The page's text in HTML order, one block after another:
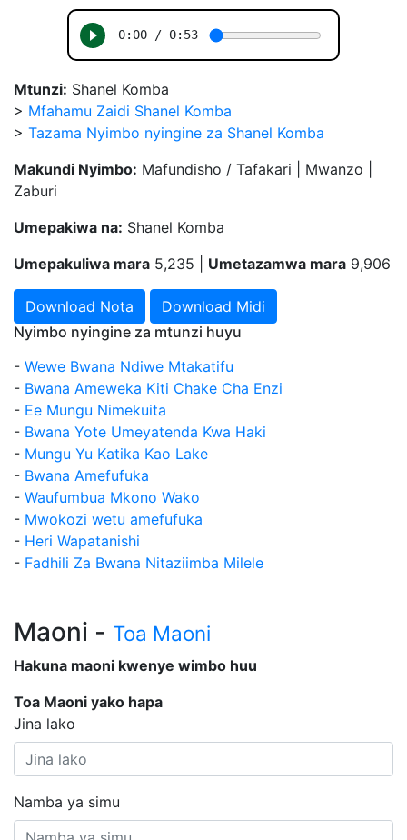
Mtunzi: Shanel Komba
> Mfahamu Zaidi Shanel Komba
> Tazama Nyimbo nyingine za Shanel Komba
Makundi Nyimbo: Mafundisho / Tafakari | Mwanzo |
Zaburi
Umepakiwa na: Shanel Komba
Umepakuliwa mara 5,235 | Umetazamwa mara 9,906
Download Nota
Download Midi
Nyimbo nyingine za mtunzi huyu
- Wewe Bwana Ndiwe Mtakatifu
- Bwana Ameweka Kiti Chake Cha Enzi
- Ee Mungu Nimekuita
- Bwana Yote Umeyatenda Kwa Haki
- Mungu Yu Katika Kao Lake
- Bwana Amefufuka
- Waufumbua Mkono Wako
- Mwokozi wetu amefufuka
- Heri Wapatanishi
- Fadhili Za Bwana Nitaziimba Milele
Maoni - Toa Maoni
Hakuna maoni kwenye wimbo huu
Toa Maoni yako hapa
Jina lako
Namba ya simu